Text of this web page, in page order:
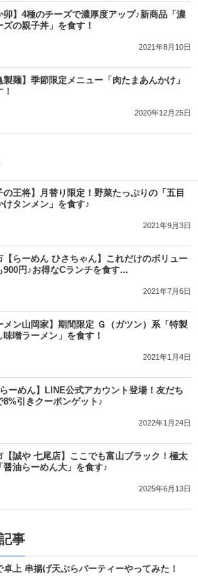
卯】4種のチーズで濃厚度アップ♪新商品「濃
ズの親子丼」を食す！
2021年8月10日
製麺】季節限定メニュー「肉たまあんかけ」
2020年12月25日
の王将】月替り限定！野菜たっぷりの「五目
けタンメン」を食す♪
2021年9月3日
【らーめん ひさちゃん】これだけのボリュー
900円♪お得なCランチを食す...
2021年7月6日
メン山岡家】期間限定 Ｇ（ガツン）系「特製
味噌ラーメン」を食す！
2021年1月4日
らーめん】LINE公式アカウント登場！友だち
8%引きクーポンゲット♪
2022年1月24日
【誠や 七尾店】ここでも富山ブラック！極太
醤油らーめん大」を食す♪
2025年6月13日
事
卓上 串揚げ天ぷらパーティーやってみた！